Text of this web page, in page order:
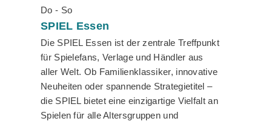
Do - So
SPIEL Essen
Die SPIEL Essen ist der zentrale Treffpunkt
für Spielefans, Verlage und Händler aus
aller Welt. Ob Familienklassiker, innovative
Neuheiten oder spannende Strategietitel –
die SPIEL bietet eine einzigartige Vielfalt an
Spielen für alle Altersgruppen und